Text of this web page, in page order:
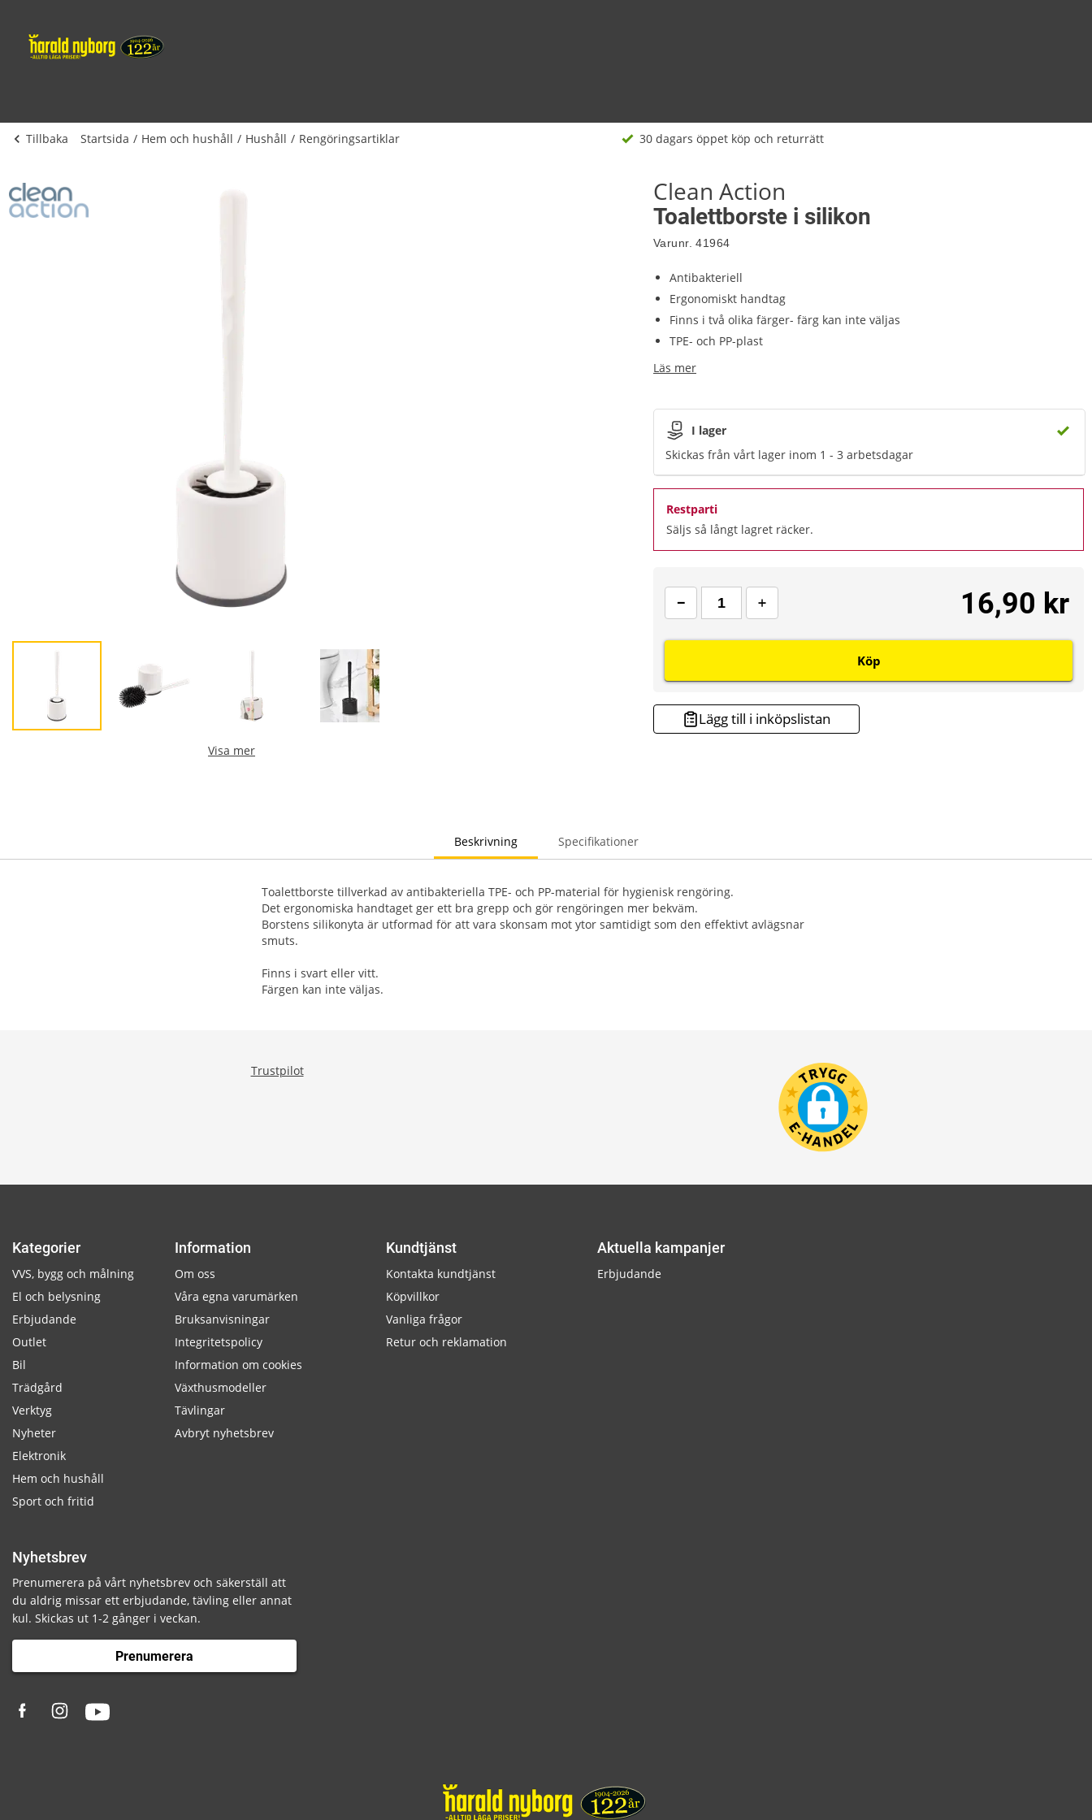
Tillbaka Startsida Hem och hushåll Hushåll Rengöringsartiklar 30 dagars öppet köp och returrätt
Visa mer
Clean Action
Toalettborste i silikon
Varunr. 41964
Antibakteriell
Ergonomiskt handtag
Finns i två olika färger- färg kan inte väljas
TPE- och PP-plast
Läs mer
I lager
Skickas från vårt lager inom 1 - 3 arbetsdagar
Restparti
Säljs så långt lagret räcker.
16,90 kr
Köp
Lägg till i inköpslistan
Beskrivning Specifikationer
Toalettborste tillverkad av antibakteriella TPE- och PP-material för hygienisk rengöring.
Det ergonomiska handtaget ger ett bra grepp och gör rengöringen mer bekväm.
Borstens silikonyta är utformad för att vara skonsam mot ytor samtidigt som den effektivt avlägsnar
smuts.
Finns i svart eller vitt.
Färgen kan inte väljas.
Trustpilot
Kategorier
VVS, bygg och målning
El och belysning
Erbjudande
Outlet
Bil
Trädgård
Verktyg
Nyheter
Elektronik
Hem och hushåll
Sport och fritid
Information
Om oss
Våra egna varumärken
Bruksanvisningar
Integritetspolicy
Information om cookies
Växthusmodeller
Tävlingar
Avbryt nyhetsbrev
Kundtjänst
Kontakta kundtjänst
Köpvillkor
Vanliga frågor
Retur och reklamation
Aktuella kampanjer
Erbjudande
Nyhetsbrev
Prenumerera på vårt nyhetsbrev och säkerställ att
du aldrig missar ett erbjudande, tävling eller annat
kul. Skickas ut 1-2 gånger i veckan.
Prenumerera